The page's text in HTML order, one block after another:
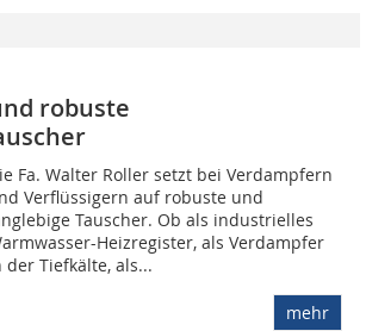
robuste
Fa. Walter Roller setzt bei Verdampfern
Verflüssigern auf robuste und
Tauscher. Ob als industrielles
Heizregister, als Verdampfer
der Tiefkälte, als...
mehr